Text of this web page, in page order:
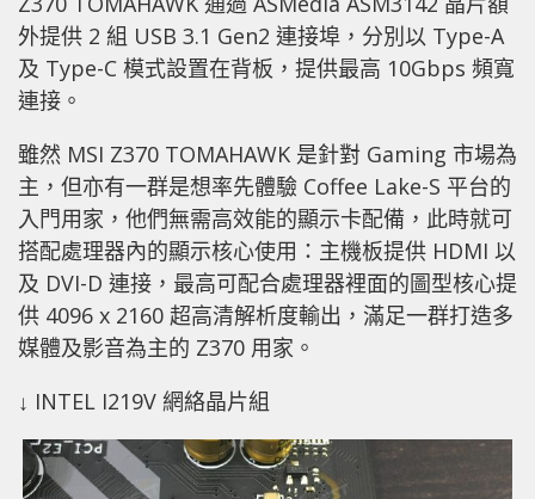
外提供 2 組 USB 3.1 Gen2 連接埠，分別以 Type-A
及 Type-C 模式設置在背板，提供最高 10Gbps 頻寬
連接。
雖然 MSI Z370 TOMAHAWK 是針對 Gaming 市場為
主，但亦有一群是想率先體驗 Coffee Lake-S 平台的
入門用家，他們無需高效能的顯示卡配備，此時就可
搭配處理器內的顯示核心使用：主機板提供 HDMI 以
及 DVI-D 連接，最高可配合處理器裡面的圖型核心提
供 4096 x 2160 超高清解析度輸出，滿足一群打造多
媒體及影音為主的 Z370 用家。
↓ INTEL I219V 網絡晶片組